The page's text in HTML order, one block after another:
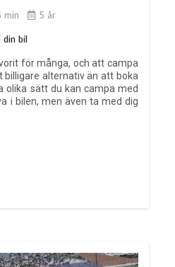
min 5 år
bil
för många, och att campa
billigare alternativ än att boka
olika sätt du kan campa med
i bilen, men även ta med dig